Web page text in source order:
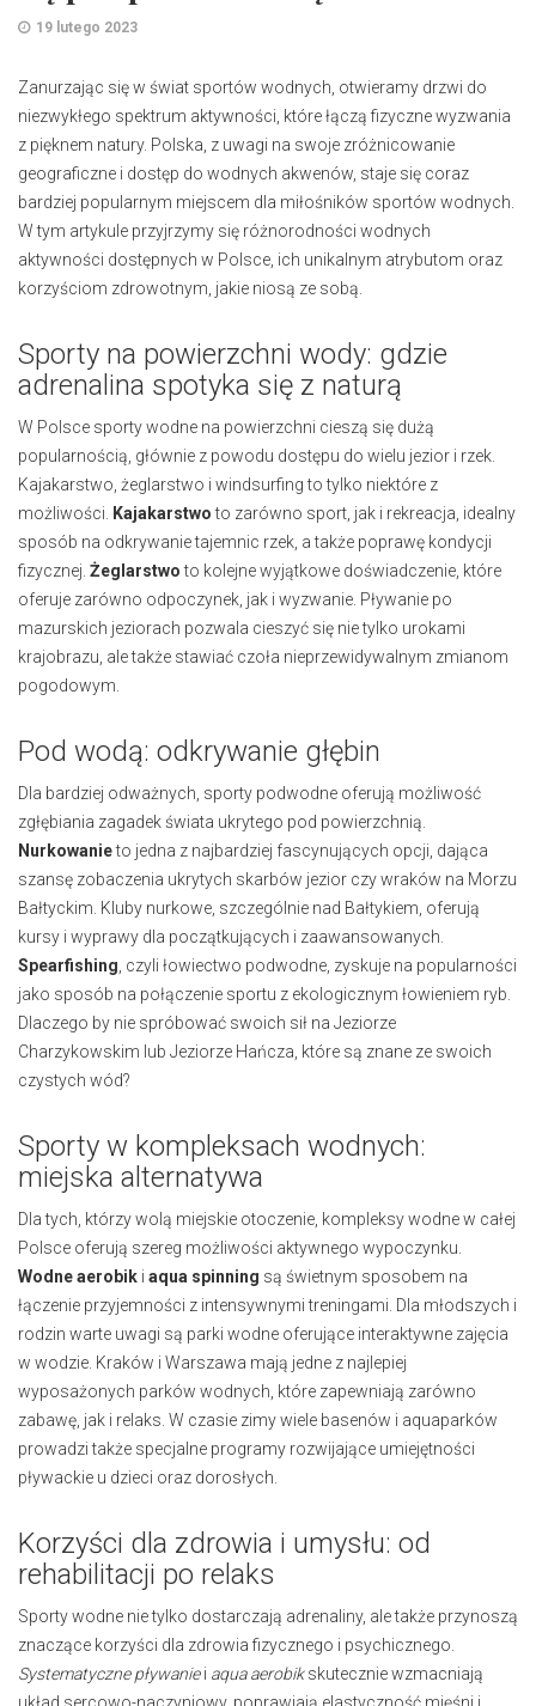
19 lutego 2023
Zanurzając się w świat sportów wodnych, otwieramy drzwi do
niezwykłego spektrum aktywności, które łączą fizyczne wyzwania
z pięknem natury. Polska, z uwagi na swoje zróżnicowanie
geograficzne i dostęp do wodnych akwenów, staje się coraz
bardziej popularnym miejscem dla miłośników sportów wodnych.
W tym artykule przyjrzymy się różnorodności wodnych
aktywności dostępnych w Polsce, ich unikalnym atrybutom oraz
korzyściom zdrowotnym, jakie niosą ze sobą.
Sporty na powierzchni wody: gdzie
adrenalina spotyka się z naturą
W Polsce sporty wodne na powierzchni cieszą się dużą
popularnością, głównie z powodu dostępu do wielu jezior i rzek.
Kajakarstwo, żeglarstwo i windsurfing to tylko niektóre z
możliwości.
Kajakarstwoto zarówno sport, jak i rekreacja, idealny
sposób na odkrywanie tajemnic rzek, a także poprawę kondycji
fizycznej. Żeglarstwoto kolejne wyjątkowe doświadczenie, które
oferuje zarówno odpoczynek, jak i wyzwanie. Pływanie po
mazurskich jeziorach pozwala cieszyć się nie tylko urokami
krajobrazu, ale także stawiać czoła nieprzewidywalnym zmianom
pogodowym.
Pod wodą: odkrywanie głębin
Dla bardziej odważnych, sporty podwodne oferują możliwość
zgłębiania zagadek świata ukrytego pod powierzchnią.
Nurkowanieto jedna z najbardziej fascynujących opcji, dająca
szansę zobaczenia ukrytych skarbów jezior czy wraków na Morzu
Bałtyckim. Kluby nurkowe, szczególnie nad Bałtykiem, oferują
kursy i wyprawy dla początkujących i zaawansowanych.
Spearfishing , czyli łowiectwo podwodne, zyskuje na popularności
jako sposób na połączenie sportu z ekologicznym łowieniem ryb.
Dlaczego by nie spróbować swoich sił na Jeziorze
Charzykowskim lub Jeziorze Hańcza, które są znane ze swoich
czystych wód?
Sporty w kompleksach wodnych:
miejska alternatywa
Dla tych, którzy wolą miejskie otoczenie, kompleksy wodne w całej
Polsce oferują szereg możliwości aktywnego wypoczynku.
Wodne aerobik i aqua spinning są świetnym sposobem na
łączenie przyjemności z intensywnymi treningami. Dla młodszych i
rodzin warte uwagi są parki wodne oferujące interaktywne zajęcia
w wodzie. Kraków i Warszawa mają jedne z najlepiej
wyposażonych parków wodnych, które zapewniają zarówno
zabawę, jak i relaks. W czasie zimy wiele basenów i aquaparków
prowadzi także specjalne programy rozwijające umiejętności
pływackie u dzieci oraz dorosłych.
Korzyści dla zdrowia i umysłu: od
rehabilitacji po relaks
Sporty wodne nie tylko dostarczają adrenaliny, ale także przynoszą
znaczące korzyści dla zdrowia fizycznego i psychicznego.
Systematyczne pływaniei aqua aerobikskutecznie wzmacniają